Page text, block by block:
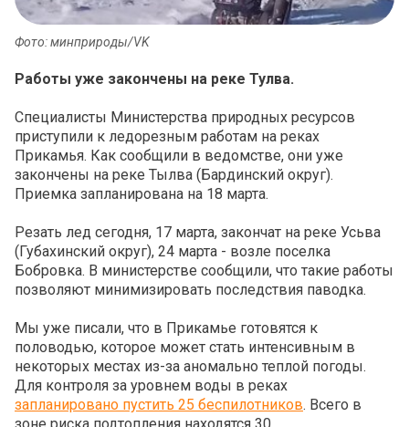
Фото: минприроды/VK
Работы уже закончены на реке Тулва.
Специалисты Министерства природных ресурсов
приступили к ледорезным работам на реках
Прикамья. Как сообщили в ведомстве, они уже
закончены на реке Тылва (Бардинский округ).
Приемка запланирована на 18 марта.
Резать лед сегодня, 17 марта, закончат на реке Усьва
(Губахинский округ), 24 марта - возле поселка
Бобровка. В министерстве сообщили, что такие работы
позволяют минимизировать последствия паводка.
Мы уже писали, что в Прикамье готовятся к
половодью, которое может стать интенсивным в
некоторых местах из-за аномально теплой погоды.
Для контроля за уровнем воды в реках
запланировано пустить 25 беспилотников. Всего в
зоне риска подтопления находятся 30